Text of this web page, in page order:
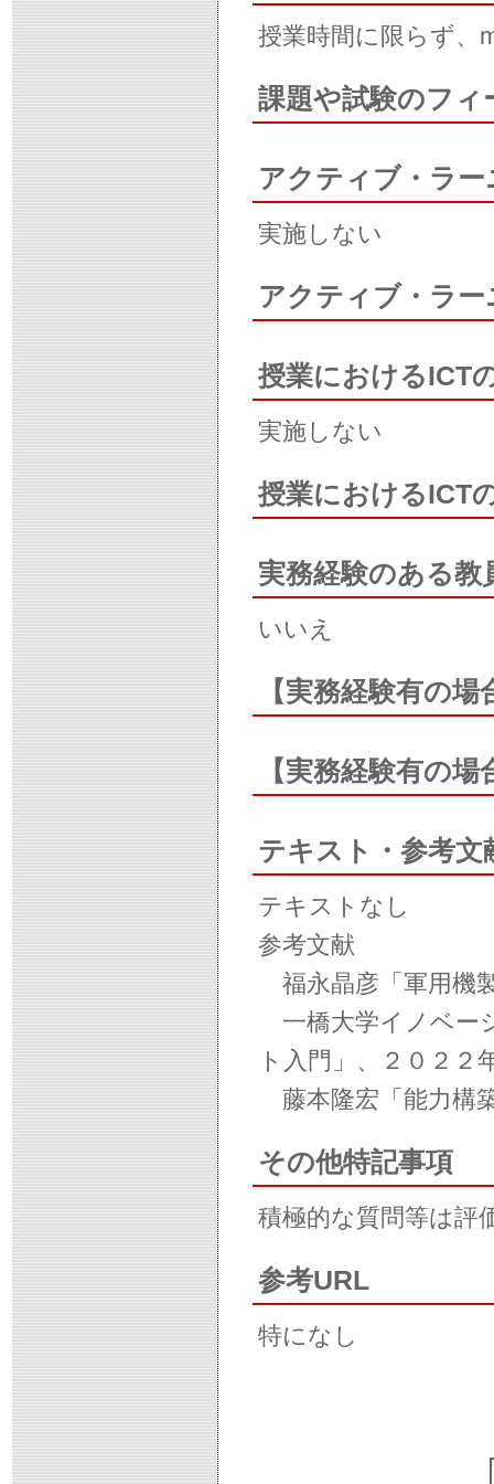
授業時間に限らず、
課題や試験のフィ
アクティブ・ラ
実施しない
アクティブ・ラ
授業におけるICT
実施しない
授業におけるICT
実務経験のある教
いいえ
【実務経験有の
【実務経験有の
テキスト・参考文
テキストなし
参考文献
福永晶彦「軍用機
一橋大学イノベー
ト入門」、２０２２
藤本隆宏「能力構
その他特記事項
積極的な質問等は評
参考URL
特になし